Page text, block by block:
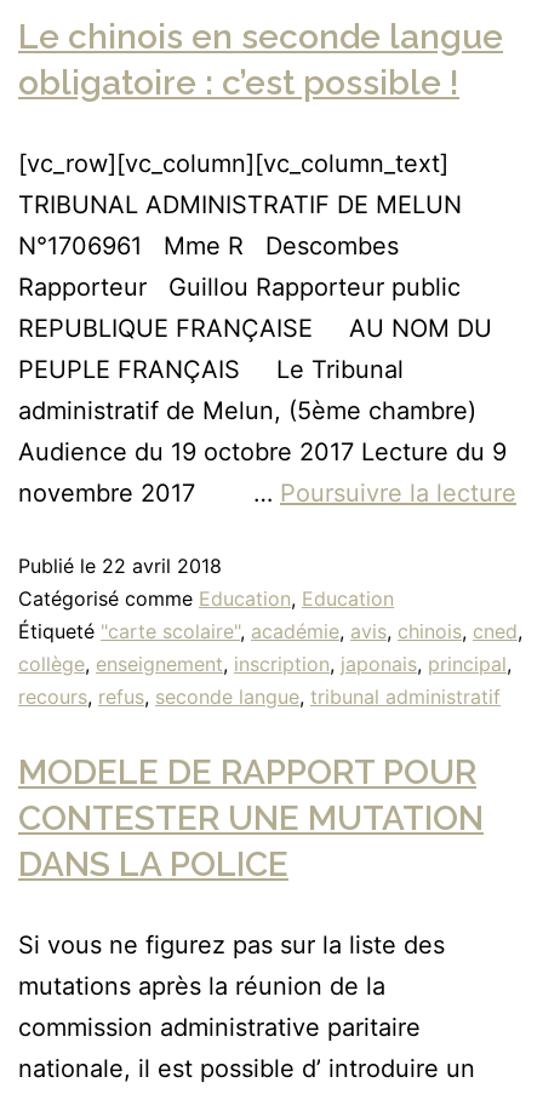
Le chinois en seconde langue
obligatoire : c’est possible !
[vc_row][vc_column][vc_column_text]
TRIBUNAL ADMINISTRATIF DE MELUN
N°1706961 Mme R Descombes
Rapporteur Guillou Rapporteur public
REPUBLIQUE FRANÇAISE AU NOM DU
PEUPLE FRANÇAIS Le Tribunal
administratif de Melun, (5ème chambre)
Audience du 19 octobre 2017 Lecture du 9
novembre 2017 … Poursuivre la lecture
Publié le 22 avril 2018
Catégorisé comme Education, Education
Étiqueté "carte scolaire", académie, avis, chinois, cned,
collège, enseignement, inscription, japonais, principal,
recours, refus, seconde langue, tribunal administratif
MODELE DE RAPPORT POUR
CONTESTER UNE MUTATION
DANS LA POLICE
Si vous ne figurez pas sur la liste des
mutations après la réunion de la
commission administrative paritaire
nationale, il est possible d’ introduire un